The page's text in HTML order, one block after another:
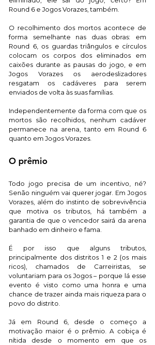
Round 6 e Jogos Vorazes, também.
O recolhimento dos mortos acontece de
forma semelhante nas duas obras: em
Round 6, os guardas triângulos e círculos
colocam os corpos dos eliminados em
caixões durante as pausas do jogo, e em
Jogos Vorazes os aerodeslizadores
resgatam os cadáveres para serem
enviados de volta às suas famílias.
Independentemente da forma com que os
mortos são recolhidos, nenhum cadáver
permanece na arena, tanto em Round 6
quanto em Jogos Vorazes.
O prêmio
Todo jogo precisa de um incentivo, né?
Senão ninguém vai querer jogar. Em Jogos
Vorazes, além do instinto de sobrevivência
que motiva os tributos, há também a
garantia de que o vencedor sairá da arena
banhado em dinheiro e fama.
É por isso que alguns tributos,
principalmente dos distritos 1 e 2 (os mais
ricos), chamados de Carreiristas, se
voluntariam para os Jogos – porque lá esse
evento é visto como uma honra e uma
chance de trazer ainda mais riqueza para o
povo do distrito.
Já em Round 6, desde o começo a
motivação maior é o prêmio. A cobiça é
nítida desde o momento em que os